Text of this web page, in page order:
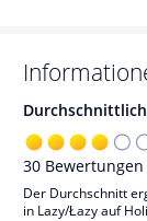
30 Bewertungen
Der Durchschnitt
in Lazy/Łazy auf